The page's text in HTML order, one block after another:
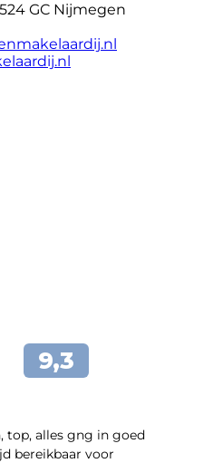
GC Nijmegen
top, alles gng in goed
bereikbaar voor